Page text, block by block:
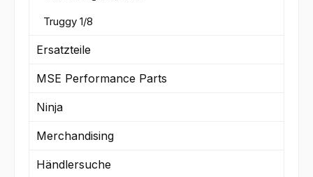
Truggy 1/8
Ersatzteile
MSE Performance Parts
Ninja
Merchandising
Händlersuche